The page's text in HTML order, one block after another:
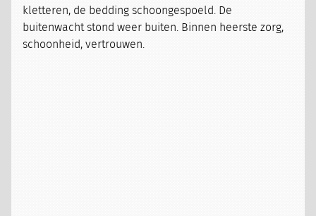
kletteren, de bedding schoongespoeld. De
buitenwacht stond weer buiten. Binnen heerste zorg,
schoonheid, vertrouwen.